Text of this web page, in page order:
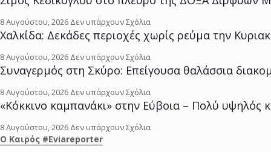
8 Αυγούστου, 2026 Δεν υπάρχουν Σχόλια
Χαλκίδα: Δεκάδες περιοχές χωρίς ρεύμα την
8 Αυγούστου, 2026 Δεν υπάρχουν Σχόλια
Συναγερμός στη Σκύρο: Επείγουσα θαλάσσια
8 Αυγούστου, 2026 Δεν υπάρχουν Σχόλια
«Κόκκινο καμπανάκι» στην Εύβοια – Πολύ υψηλός
8 Αυγούστου, 2026 Δεν υπάρχουν Σχόλια
O Kαιρός #Eviareporter